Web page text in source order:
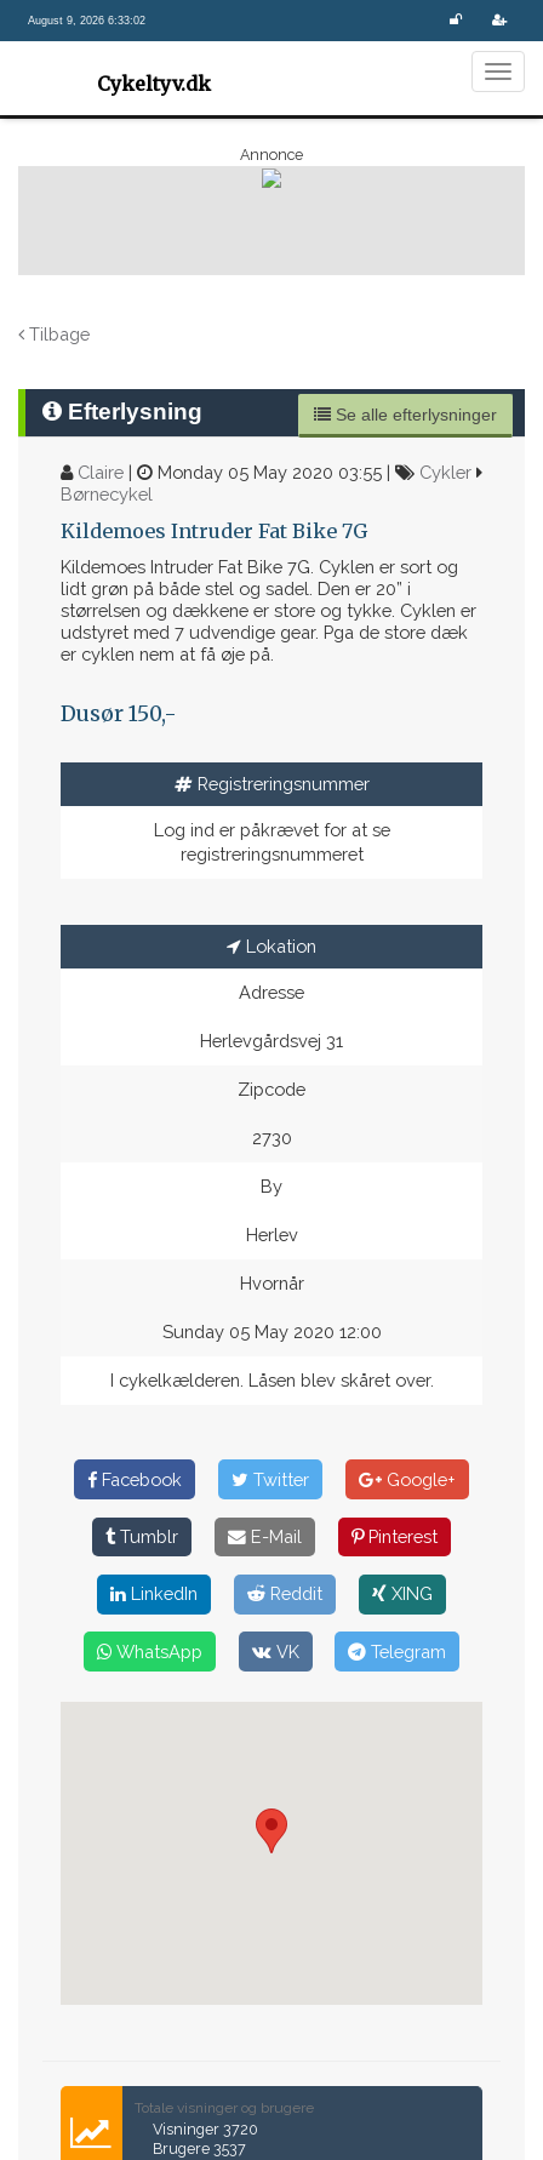
August 9, 2026 6:33:02
Cykeltyv.dk
Annonce
Tilbage
Efterlysning Se alle efterlysninger
Claire | Monday 05 May 2020 03:55 |
Cykler
Børnecykel
Kildemoes Intruder Fat Bike 7G
Kildemoes Intruder Fat Bike 7G. Cyklen er sort og
lidt grøn på både stel og sadel. Den er 20” i
størrelsen og dækkene er store og tykke. Cyklen er
udstyret med 7 udvendige gear. Pga de store dæk
er cyklen nem at få øje på.
Dusør 150,-
Registreringsnummer
Log ind er påkrævet for at se
registreringsnummeret
Lokation
Adresse
Herlevgårdsvej 31
Zipcode
2730
By
Herlev
Hvornår
Sunday 05 May 2020 12:00
I cykelkælderen. Låsen blev skåret over.
Facebook Twitter Google+
Tumblr E-Mail Pinterest
LinkedIn Reddit XING
WhatsApp VK Telegram
Totale visninger og brugere
Visninger 3720
Brugere 3537